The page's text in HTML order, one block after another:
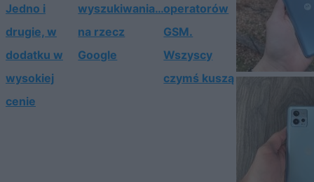
Jedno i
drugie, w
dodatku w
wysokiej
cenie
wyszukiwania…
na rzecz
Google
operatorów
GSM.
Wszyscy
czymś kuszą